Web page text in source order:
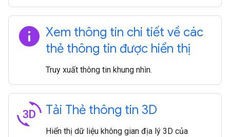
info Xem thông tin chi tiết về các
thẻ thông tin được hiển thị
Truy xuất thông tin khung nhìn.
3d_rotation Tải Thẻ thông tin 3D
Hiển thị dữ liệu không gian địa lý 3D của